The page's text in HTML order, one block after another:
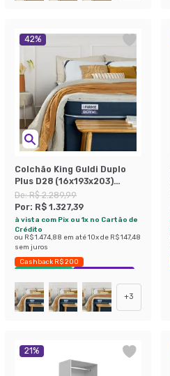
42%
Colchão King Guldi Duplo
Plus D28 (16x193x203)
Branco e Azul
De:R$ 2.289,99
Por: R$ 1.327,39
à vista com Pix ou 1x no Cartão de
Crédito
ou R$ 1.474,88 em até10x de R$ 147,48
sem juros
Cashback R$ 200
Envio Imediato
Exclusivo Mobly
+3
21%